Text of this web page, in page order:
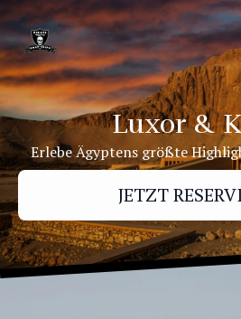
Luxor &
Erlebe Ägyptens größte
JETZT